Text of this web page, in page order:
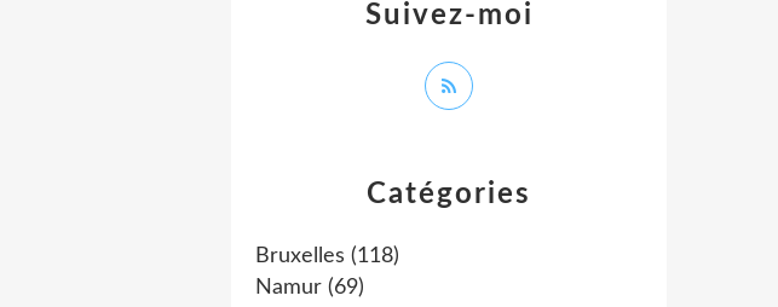
Catégories
Bruxelles (118)
Namur (69)
Suivez-moi